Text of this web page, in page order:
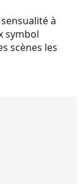
à
symbol
scènes les